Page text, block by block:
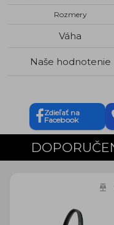
Rozmery
Váha
Naše hodnotenie
Zdieľať na
Facebook